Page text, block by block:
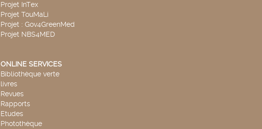
Projet InTex
Projet TouMaLi
Projet : Gov4GreenMed
Projet NBS4MED
ONLINE SERVICES
Bibliothèque verte
livres
Revues
Rapports
Etudes
Photothèque